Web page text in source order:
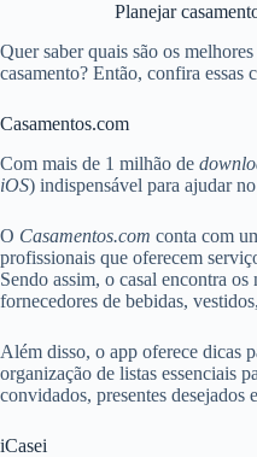
Planejar
Quer saber quais são os
casamento? Então, confira essas
Casamentos.com
Com mais de 1 milhão de
iOS) indispensável para ajudar
O Casamentos.com conta com
profissionais que oferecem
Sendo assim, o casal encontra
fornecedores de bebidas,
Além disso, o app oferece dicas
organização de listas essenciais
convidados, presentes desejados
iCasei